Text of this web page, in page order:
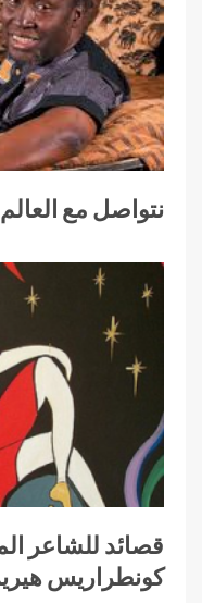
نتواصل مع
قصائد للشاعر
كونطراريس